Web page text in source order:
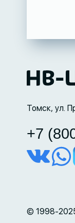
Томск, ул.
+7
© 1998-